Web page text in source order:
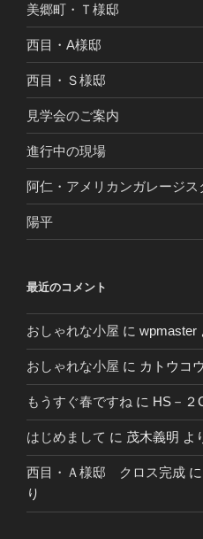
美郷町・Ｔ様邸
西目・A様邸
西目・Ｓ様邸
見学会のご案内
進行中の現場
阿仁・アメリカンガレージス
陽平
最近のコメント
おしゃれな小屋 に wpmaster
おしゃれな小屋 に カトウコ
もうすぐ春ですね に HS－
はじめまして に 茂木義明 よ
西目・Ａ様邸 クロス完成 に
り